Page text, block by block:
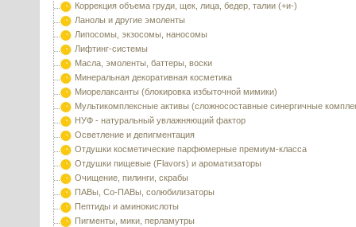
Коррекция объема груди, щек, лица, бедер, талии (+и-)
Ланолы и другие эмоленты
Липосомы, экзосомы, наносомы
Лифтинг-системы
Масла, эмоленты, баттеры, воски
Минеральная декоративная косметика
Миорелаксанты (блокировка избыточной мимики)
Мультикомплексные активы (сложносоставные синергичные
НУФ - натуральный увлажняющий фактор
Осветление и депигментация
Отдушки косметические парфюмерные премиум-класса
Отдушки пищевые (Flavors) и ароматизаторы
Очищение, пилинги, скрабы
ПАВы, Со-ПАВы, солюбилизаторы
Пептиды и аминокислоты
Пигменты, мики, перламутры